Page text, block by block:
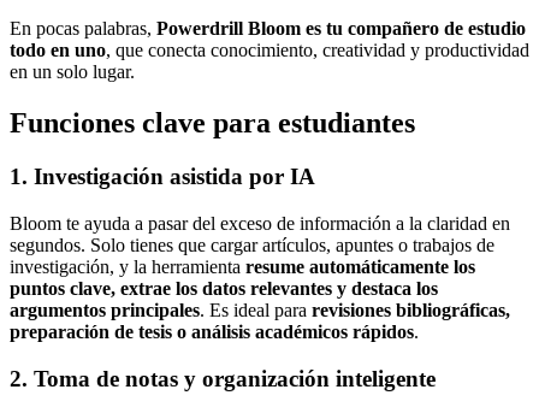
En pocas palabras, Powerdrill Bloom es tu compañero de estudio
todo en uno, que conecta conocimiento, creatividad y productividad
en un solo lugar.
Funciones clave para estudiantes
1. Investigación asistida por IA
Bloom te ayuda a pasar del exceso de información a la claridad en
segundos. Solo tienes que cargar artículos, apuntes o trabajos de
investigación, y la herramienta resume automáticamente los
puntos clave, extrae los datos relevantes y destaca los
argumentos principales. Es ideal para revisiones bibliográficas,
preparación de tesis o análisis académicos rápidos.
2. Toma de notas y organización inteligente